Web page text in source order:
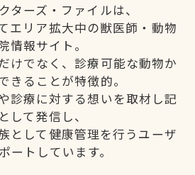
ターズ・ファイルは、
エリア拡大中の獣医師・動物
情報サイト。
けでなく、診療可能な動物か
きることが特徴的。
診療に対する想いを取材し記
して発信し、
として健康管理を行うユーザ
ートしています。